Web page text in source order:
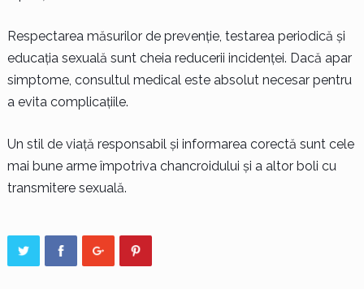
Respectarea măsurilor de prevenție, testarea periodică și
educația sexuală sunt cheia reducerii incidenței. Dacă apar
simptome, consultul medical este absolut necesar pentru
a evita complicațiile.
Un stil de viață responsabil și informarea corectă sunt cele
mai bune arme împotriva chancroidului și a altor boli cu
transmitere sexuală.